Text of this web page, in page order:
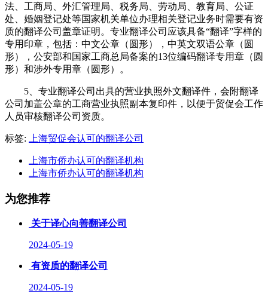
法、工商局、外汇管理局、税务局、劳动局、教育局、公证
处、婚姻登记处等国家机关单位办理相关登记业务时需要有资
质的翻译公司盖章证明。专业翻译公司应该具备“翻译”字样的
专用印章，包括：中文公章（圆形），中英文双语公章（圆
形），公安部和国家工商总局备案的13位编码翻译专用章（圆
形）和涉外专用章（圆形）。
5、 专业翻译公司出具的营业执照外文翻译件，会附翻译
公司加盖公章的工商营业执照副本复印件，以便于贸促会工作
人员审核翻译公司资质。
标签: 上海贸促会认可的翻译公司
上海市侨办认可的翻译机构
上海市侨办认可的翻译机构
为您推荐
关于译心向善翻译公司
2024-05-19
有资质的翻译公司
2024-05-19